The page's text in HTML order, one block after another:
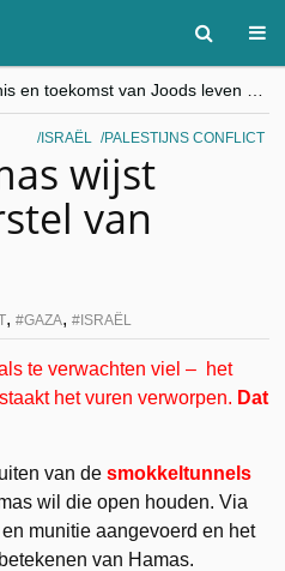
“Besnijdenisdebat toont hoe moeilijk seculiere Westen minderheden begrijpt”, Jinnih Beels (Vooruit)
CITYTRIP | ROEMENIË – Boekarest: de verrassing van Oost-Europa
ISRAËL PALESTIJNS CONFLICT
wijst
van
, GAZA, ISRAËL
te verwachten viel – het
het vuren verworpen. Dat
van desmokkeltunnels
wil die open houden. Via
munitie aangevoerd en het
van Hamas.